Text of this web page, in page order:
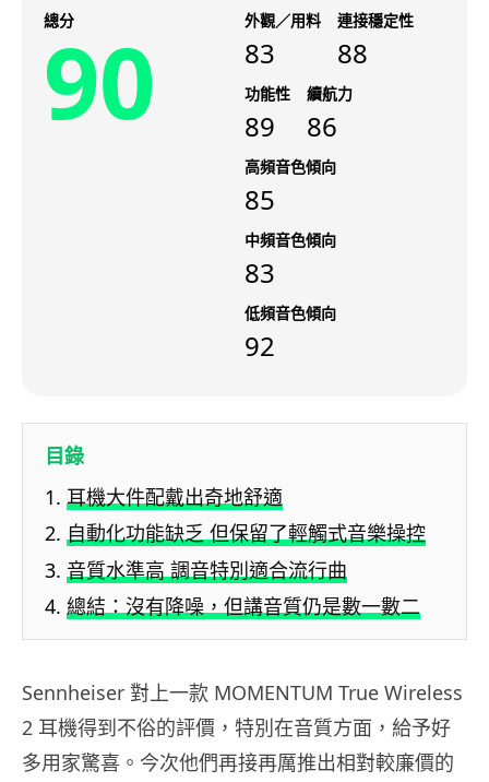
總分
90 外觀／用料
83
連接穩定性
88
功能性
89
續航力
86
高頻音色傾向
85
中頻音色傾向
83
低頻音色傾向
92
目錄
耳機大件配戴出奇地舒適
自動化功能缺乏 但保留了輕觸式音樂操控
音質水準高 調音特別適合流行曲
總結：沒有降噪，但講音質仍是數一數二
Sennheiser 對上一款 MOMENTUM True Wireless
2 耳機得到不俗的評價，特別在音質方面，給予好
多用家驚喜。今次他們再接再厲推出相對較廉價的